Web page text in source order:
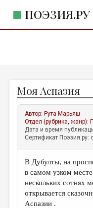
ПОЭЗИЯ.РУ
ЖАНРЫ
АВТОРЫ
КОММЕНТАРИИ
ЛИТСАЛОН
НОВОСТИ
ПРАВИЛА САЙТА
ОТДЕЛЫ И РУБРИКИ
Моя Аспазия
Автор: Рута Марьяш
Отдел (рубрика, жанр):
Дата и время
Сертификат Поэзия.ру:
В Дубулты, на
в самом узком
нескольких сотнях
открывается
Аспазии .